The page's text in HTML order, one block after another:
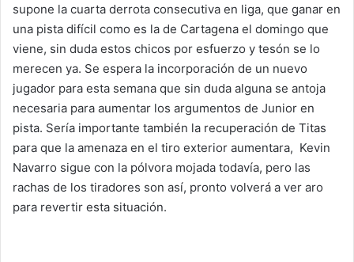
supone la cuarta derrota consecutiva en liga, que ganar en
una pista difícil como es la de Cartagena el domingo que
viene, sin duda estos chicos por esfuerzo y tesón se lo
merecen ya. Se espera la incorporación de un nuevo
jugador para esta semana que sin duda alguna se antoja
necesaria para aumentar los argumentos de Junior en
pista. Sería importante también la recuperación de Titas
para que la amenaza en el tiro exterior aumentara, Kevin
Navarro sigue con la pólvora mojada todavía, pero las
rachas de los tiradores son así, pronto volverá a ver aro
para revertir esta situación.